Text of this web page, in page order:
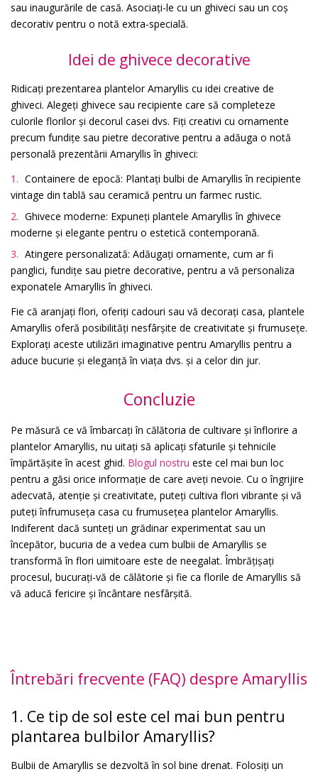
sau inaugurările de casă. Asociați-le cu un ghiveci sau un coș
decorativ pentru o notă extra-specială.
Idei de ghivece decorative
Ridicați prezentarea plantelor Amaryllis cu idei creative de
ghiveci. Alegeți ghivece sau recipiente care să completeze
culorile florilor și decorul casei dvs. Fiți creativi cu ornamente
precum fundițe sau pietre decorative pentru a adăuga o notă
personală prezentării Amaryllis în ghiveci:
Containere de epocă: Plantați bulbi de Amaryllis în recipiente
vintage din tablă sau ceramică pentru un farmec rustic.
Ghivece moderne: Expuneți plantele Amaryllis în ghivece
moderne și elegante pentru o estetică contemporană.
Atingere personalizată: Adăugați ornamente, cum ar fi
panglici, fundițe sau pietre decorative, pentru a vă personaliza
exponatele Amaryllis în ghiveci.
Fie că aranjați flori, oferiți cadouri sau vă decorați casa, plantele
Amaryllis oferă posibilități nesfârșite de creativitate și frumusețe.
Explorați aceste utilizări imaginative pentru Amaryllis pentru a
aduce bucurie și eleganță în viața dvs. și a celor din jur.
Concluzie
Pe măsură ce vă îmbarcați în călătoria de cultivare și înflorire a
plantelor Amaryllis, nu uitați să aplicați sfaturile și tehnicile
împărtășite în acest ghid. Blogul nostru este cel mai bun loc
pentru a găsi orice informație de care aveți nevoie. Cu o îngrijire
adecvată, atenție și creativitate, puteți cultiva flori vibrante și vă
puteți înfrumuseța casa cu frumusețea plantelor Amaryllis.
Indiferent dacă sunteți un grădinar experimentat sau un
începător, bucuria de a vedea cum bulbii de Amaryllis se
transformă în flori uimitoare este de neegalat. Îmbrățișați
procesul, bucurați-vă de călătorie și fie ca florile de Amaryllis să
vă aducă fericire și încântare nesfârșită.
Întrebări frecvente (FAQ) despre Amaryllis
1. Ce tip de sol este cel mai bun pentru
plantarea bulbilor Amaryllis?
Bulbii de Amaryllis se dezvoltă în sol bine drenat. Folosiți un